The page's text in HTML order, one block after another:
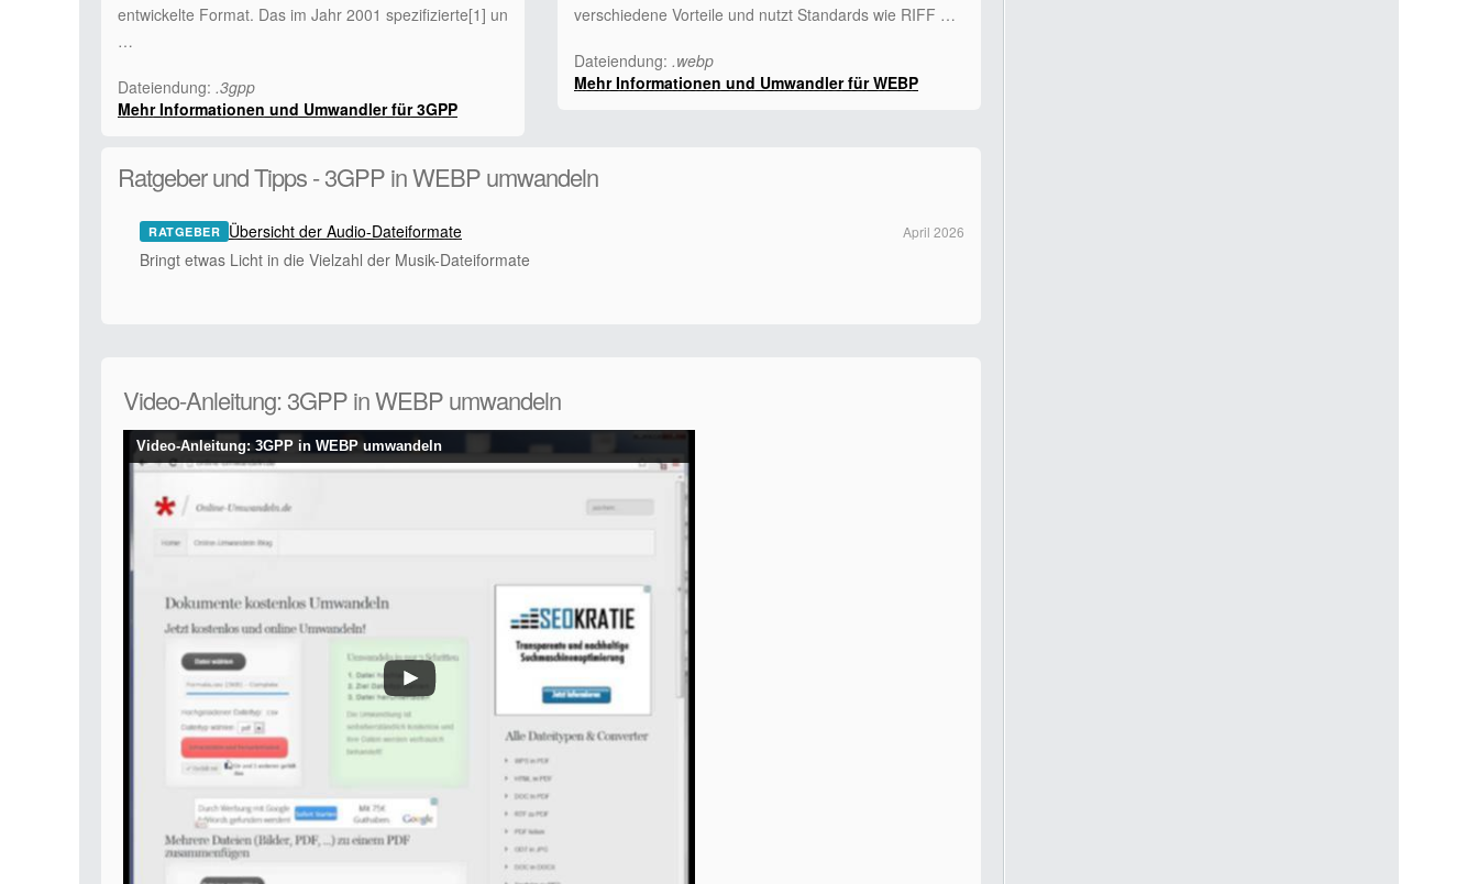
entwickelte Format. Das im Jahr 2001 spezifizierte[1] un
…
Dateiendung: .3gpp
Mehr Informationen und Umwandler für 3GPP
verschiedene Vorteile und nutzt Standards wie RIFF …
Dateiendung: .webp
Mehr Informationen und Umwandler für WEBP
Ratgeber und Tipps - 3GPP in WEBP umwandeln
RATGEBER Übersicht der Audio-Dateiformate April 2026
Bringt etwas Licht in die Vielzahl der Musik-Dateiformate
Video-Anleitung: 3GPP in WEBP umwandeln
Video-Anleitung: 3GPP in WEBP umwandeln